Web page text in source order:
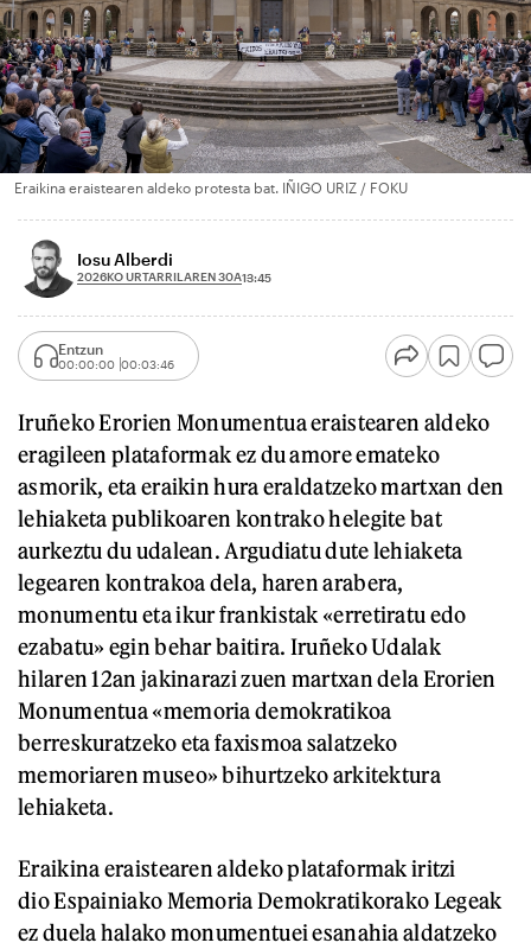
Eraikina eraistearen aldeko protesta bat. IÑIGO URIZ / FOKU
Iosu Alberdi
2026KO URTARRILAREN 30A13:45
Entzun
00:00:00 00:03:46
Iruñeko Erorien Monumentua eraistearen aldeko
eragileen plataformak ez du amore emateko
asmorik, eta eraikin hura eraldatzeko martxan den
lehiaketa publikoaren kontrako helegite bat
aurkeztu du udalean. Argudiatu dute lehiaketa
legearen kontrakoa dela, haren arabera,
monumentu eta ikur frankistak «erretiratu edo
ezabatu» egin behar baitira. Iruñeko Udalak
hilaren 12an jakinarazi zuen martxan dela Erorien
Monumentua «memoria demokratikoa
berreskuratzeko eta faxismoa salatzeko
memoriaren museo» bihurtzeko arkitektura
lehiaketa.
Eraikina eraistearen aldeko plataformak iritzi
dio Espainiako Memoria Demokratikorako Legeak
ez duela halako monumentuei esanahia aldatzeko